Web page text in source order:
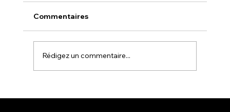
Commentaires
Rédigez un commentaire...